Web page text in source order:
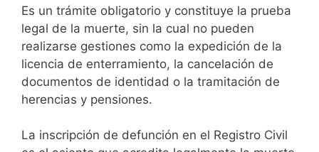
Es un trámite obligatorio y constituye la prueba
legal de la muerte, sin la cual no pueden
realizarse gestiones como la expedición de la
licencia de enterramiento, la cancelación de
documentos de identidad o la tramitación de
herencias y pensiones.
La inscripción de defunción en el Registro Civil